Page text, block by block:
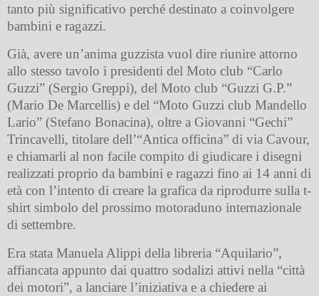
tanto più significativo perché destinato a coinvolgere
bambini e ragazzi.
Già, avere un’anima guzzista vuol dire riunire attorno
allo stesso tavolo i presidenti del Moto club “Carlo
Guzzi” (Sergio Greppi), del Moto club “Guzzi G.P.”
(Mario De Marcellis) e del “Moto Guzzi club Mandello
Lario” (Stefano Bonacina), oltre a Giovanni “Gechi”
Trincavelli, titolare dell’“Antica officina” di via Cavour,
e chiamarli al non facile compito di giudicare i disegni
realizzati proprio da bambini e ragazzi fino ai 14 anni di
età con l’intento di creare la grafica da riprodurre sulla t-
shirt simbolo del prossimo motoraduno internazionale
di settembre.
Era stata Manuela Alippi della libreria “Aquilario”,
affiancata appunto dai quattro sodalizi attivi nella “città
dei motori”, a lanciare l’iniziativa e a chiedere ai